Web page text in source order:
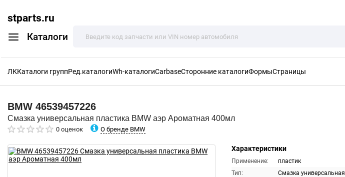
stparts.ru
Каталоги
ЛККаталоги группРед.каталогиWh-каталогиCarbaseСторонние каталогиФормыСтраницы
BMW 46539457226
Смазка универсальная пластика BMW аэр Ароматная 400мл
0 оценок О бренде BMW
Характеристики
Применение:
пластик
Тип:
Смазка универсальная